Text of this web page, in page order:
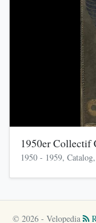
1950er Collectif
1950 - 1959,
© 2026 - Velopedia